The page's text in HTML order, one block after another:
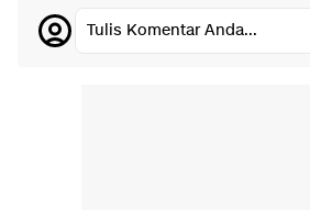
Tulis Komentar Anda...